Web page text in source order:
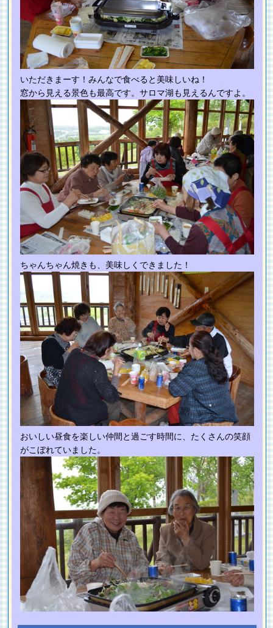
いただきまーす！みんなで食べると美味しいね！
窓から見える景色も最高です。サロマ湖も見えるんですよ。
ちゃんちゃん焼きも、美味しくできました！
おいしい昼食を楽しい仲間と過ごす時間に、たくさんの笑顔
がこぼれていました。